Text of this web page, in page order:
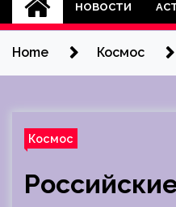
НОВОСТИ
Home Космос
Космос